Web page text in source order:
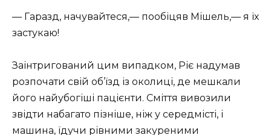
— Гаразд, начувайтеся,— пообіцяв Мішель,— я їх
застукаю!
Заінтригований цим випадком, Ріє надумав
розпочати свій об’їзд із околиці, де мешкали
його найубогіші пацієнти. Сміття вивозили
звідти набагато пізніше, ніж у середмісті, і
машина, їдучи рівними закуреними